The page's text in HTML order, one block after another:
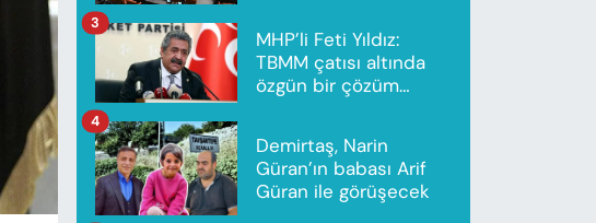
MHP’li Feti Yıldız:
TBMM çatısı altında
özgün bir çözüm
3
Demirtaş, Narin
Güran’ın babası Arif
Güran ile görüşecek
4